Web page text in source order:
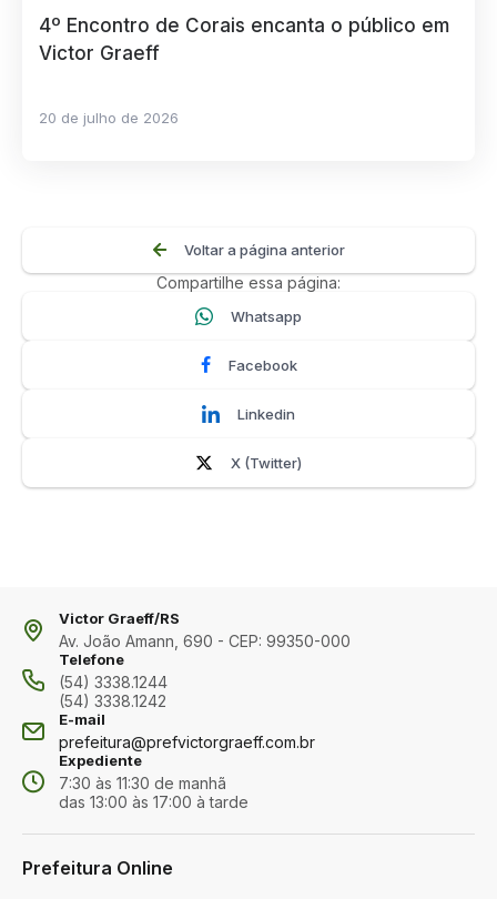
4º Encontro de Corais encanta o público em
Victor Graeff
20 de julho de 2026
Voltar a página anterior
Compartilhe essa página:
Whatsapp
Facebook
Linkedin
X (Twitter)
Victor Graeff/RS
Av. João Amann, 690 - CEP: 99350-000
Telefone
(54) 3338.1244
(54) 3338.1242
E-mail
prefeitura@prefvictorgraeff.com.br
Expediente
7:30 às 11:30 de manhã
das 13:00 às 17:00 à tarde
Prefeitura Online